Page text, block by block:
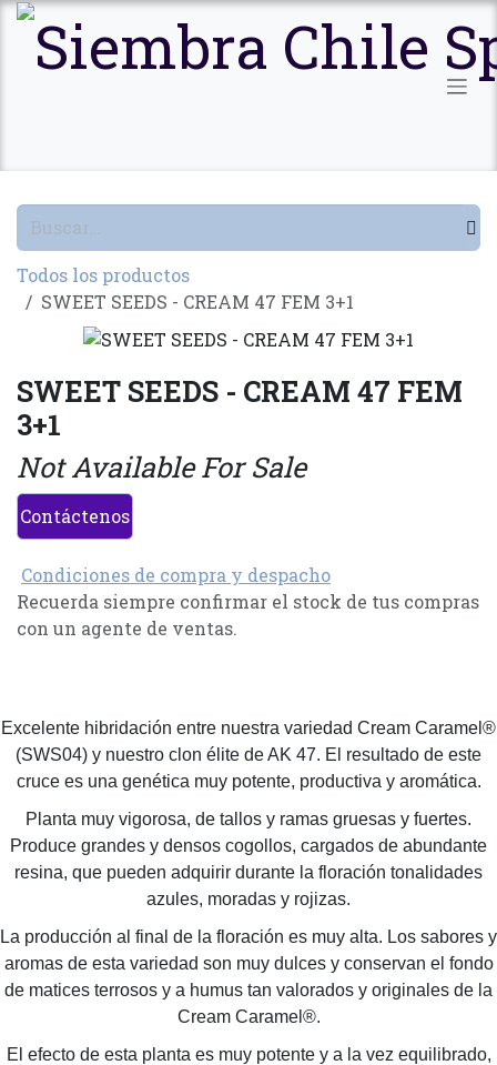
Ir al contenido
Todos los productos
SWEET SEEDS - CREAM 47 FEM 3+1
SWEET SEEDS - CREAM 47 FEM
3+1
Not Available For Sale
Contáctenos
Condiciones de compra y despacho
Recuerda siempre confirmar el stock de tus compras
con un agente de ventas.
Excelente hibridación entre nuestra variedad Cream Caramel®
(SWS04) y nuestro clon élite de AK 47. El resultado de este
cruce es una genética muy potente, productiva y aromática.
Planta muy vigorosa, de tallos y ramas gruesas y fuertes.
Produce grandes y densos cogollos, cargados de abundante
resina, que pueden adquirir durante la floración tonalidades
azules, moradas y rojizas.
La producción al final de la floración es muy alta. Los sabores y
aromas de esta variedad son muy dulces y conservan el fondo
de matices terrosos y a humus tan valorados y originales de la
Cream Caramel®.
El efecto de esta planta es muy potente y a la vez equilibrado,